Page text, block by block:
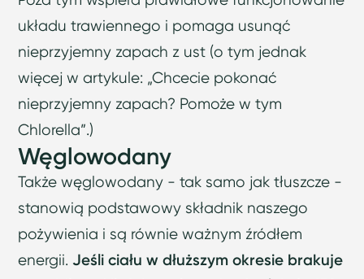
układu trawiennego i pomaga usunąć
nieprzyjemny zapach z ust (o tym jednak
więcej w artykule: „Chcecie pokonać
nieprzyjemny zapach? Pomoże w tym
Chlorella”.)
Węglowodany
Także węglowodany - tak samo jak tłuszcze -
stanowią podstawowy składnik naszego
pożywienia i są równie ważnym źródłem
energii. Jeśli ciału w dłuższym okresie brakuje